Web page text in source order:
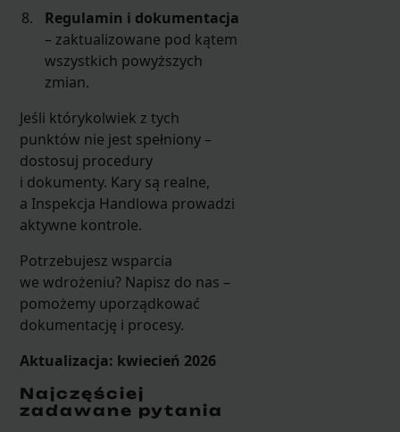
Regulamin i dokumentacja
– zaktualizowane pod kątem
wszystkich powyższych
zmian.
Jeśli którykolwiek z tych
punktów nie jest spełniony –
dostosuj procedury
i dokumenty. Kary są realne,
a Inspekcja Handlowa prowadzi
aktywne kontrole.
Potrzebujesz wsparcia
we wdrożeniu? Napisz do nas –
pomożemy uporządkować
dokumentację i procesy.
Aktualizacja: kwiecień 2026
Najczęściej
zadawane pytania